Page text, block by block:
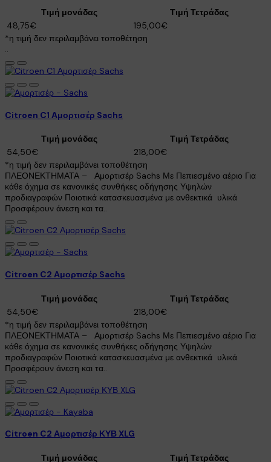
Τιμή μονάδας
Τιμή Τετράδας
48,75€
195,00€
*η τιμή δεν περιλαμβάνει τοποθέτηση
..
Citroen C1 Αμορτισέρ Sachs
Τιμή μονάδας
Τιμή Τετράδας
54,50€
218,00€
*η τιμή δεν περιλαμβάνει τοποθέτηση
ΠΛΕΟΝΕΚΤΗΜΑΤΑ – Αμορτισέρ Sachs Με Πεπιεσμένο αέριο Για
κάθε όχημα σε κανονικές συνθήκες οδήγησης Υψηλών
προδιαγραφών Ποιοτικά κατασκευασμένα με ανθεκτικά υλικά
Προσφέρουν άνεση και τα..
Citroen C2 Αμορτισέρ Sachs
Τιμή μονάδας
Τιμή Τετράδας
54,50€
218,00€
*η τιμή δεν περιλαμβάνει τοποθέτηση
ΠΛΕΟΝΕΚΤΗΜΑΤΑ – Αμορτισέρ Sachs Με Πεπιεσμένο αέριο Για
κάθε όχημα σε κανονικές συνθήκες οδήγησης Υψηλών
προδιαγραφών Ποιοτικά κατασκευασμένα με ανθεκτικά υλικά
Προσφέρουν άνεση και τα..
Citroen C2 Αμορτισέρ ΚΥΒ XLG
Τιμή μονάδας
Τιμή Τετράδας